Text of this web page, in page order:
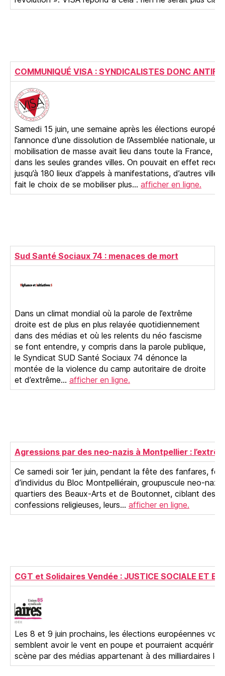
COMMUNIQUÉ VISA : SYNDICALISTES DONC
Samedi 15 juin, une semaine après les élections
l’annonce d’une dissolution de l’Assemblée nationale,
mobilisation de masse avait lieu dans toute la France, et
dans les seules grandes villes. On pouvait en effet
jusqu’à 180 lieux d’appels à manifestations, d’autres
fait le choix de se mobiliser plus… afficher en ligne.
Sud Santé Sociaux 74 : menaces de mort
Dans un climat mondial où la parole de l’extrême
droite est de plus en plus relayée quotidiennement
dans des médias et où les relents du néo fascisme
se font entendre, y compris dans la parole publique,
le Syndicat SUD Santé Sociaux 74 dénonce la
montée de la violence du camp autoritaire de droite
et d’extrême… afficher en ligne.
Agressions par des neo-nazis à Montpellier :
Ce samedi soir 1er juin, pendant la fête des fanfares,
d’individus du Bloc Montpelliérain, groupuscule neo-
quartiers des Beaux-Arts et de Boutonnet, ciblant des
confessions religieuses, leurs… afficher en ligne.
CGT et Solidaires Vendée : JUSTICE SOCIALE ET
Les 8 et 9 juin prochains, les élections européennes
semblent avoir le vent en poupe et pourraient acquérir
scène par des médias appartenant à des milliardaires